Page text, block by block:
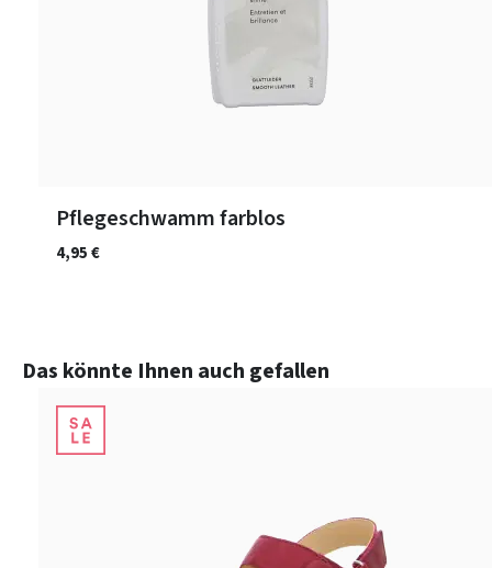
Pflegeschwamm farblos
4,95 €
Produktgalerie überspringen
Das könnte Ihnen auch gefallen